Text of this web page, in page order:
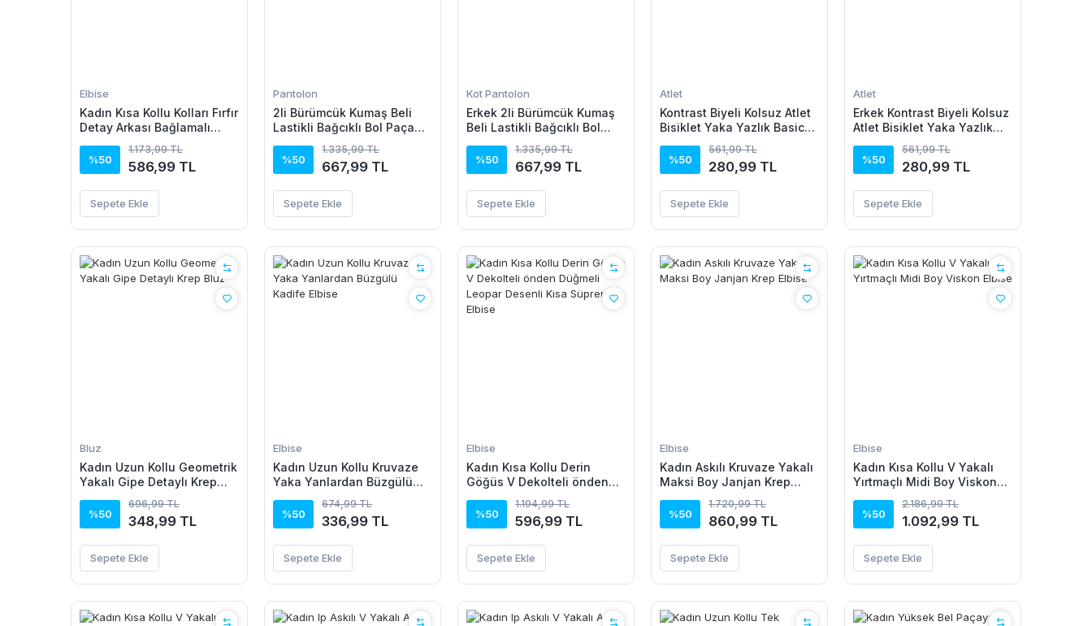
Elbise
Kadın Kısa Kollu Kolları Fırfır
Detay Arkası Bağlamalı
Mikro Elbise
%50
1.173,99 TL
586,99 TL
Sepete Ekle
Pantolon
2li Bürümcük Kumaş Beli
Lastikli Bağcıklı Bol Paça
%50
1.335,99 TL
667,99 TL
Sepete Ekle
Kot Pantolon
Erkek 2li Bürümcük Kumaş
Beli Lastikli Bağcıklı Bol
Beyaz/Vizon
%50
1.335,99 TL
667,99 TL
Sepete Ekle
Atlet
Kontrast Biyeli Kolsuz Atlet
Bisiklet Yaka Yazlık Basic
%50
561,99 TL
280,99 TL
Sepete Ekle
Atlet
Erkek Kontrast Biyeli Kolsuz
Atlet Bisiklet Yaka Yazlık
%50
561,99 TL
280,99 TL
Sepete Ekle
Bluz
Kadın Uzun Kollu Geometrik
Yakalı Gipe Detaylı Krep
%50
696,99 TL
348,99 TL
Sepete Ekle
Elbise
Kadın Uzun Kollu Kruvaze
Yaka Yanlardan Büzgülü
%50
674,99 TL
336,99 TL
Sepete Ekle
Elbise
Kadın Kısa Kollu Derin
Göğüs V Dekolteli önden
Kısa Süprem Elbise
%50
1.194,99 TL
596,99 TL
Sepete Ekle
Elbise
Kadın Askılı Kruvaze Yakalı
Maksi Boy Janjan Krep
%50
1.720,99 TL
860,99 TL
Sepete Ekle
Elbise
Kadın Kısa Kollu V Yakalı
Yırtmaçlı Midi Boy Viskon
%50
2.186,99 TL
1.092,99 TL
Sepete Ekle